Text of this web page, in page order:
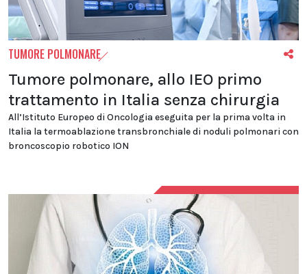
TUMORE POLMONARE
Tumore polmonare, allo IEO primo
trattamento in Italia senza chirurgia
All’Istituto Europeo di Oncologia eseguita per la prima volta in
Italia la termoablazione transbronchiale di noduli polmonari con
broncoscopio robotico ION